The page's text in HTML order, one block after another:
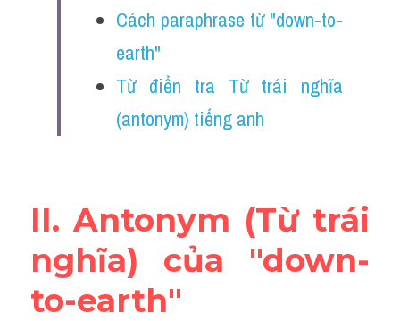
Writing
Cách paraphrase từ "down-to-
earth"
Từ điển tra Từ trái nghĩa
(antonym) tiếng anh
II. Antonym (Từ trái
nghĩa) của "down-
to-earth"